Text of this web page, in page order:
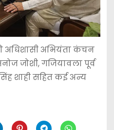
अभियंता कंचन
जोशी, गजियावला पूर्व
शाही सहित कई अन्य